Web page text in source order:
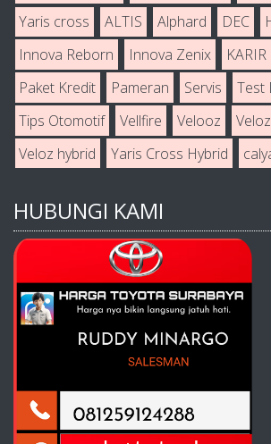
Yaris cross
ALTIS Alphard DEC
Innova Reborn
Innova Zenix KARIR
Paket Kredit
Pameran Servis
Test
Tips Otomotif
Vellfire Velooz
Veloz hybrid
Yaris Cross Hybrid
HUBUNGI KAMI